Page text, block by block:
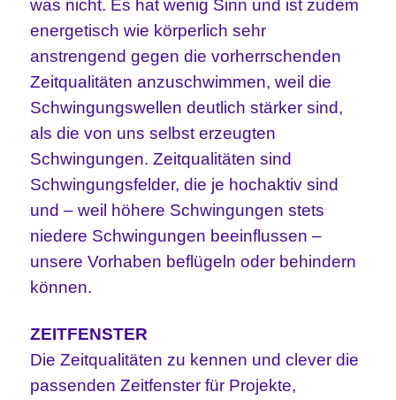
was nicht. Es hat wenig Sinn und ist zudem
energetisch wie körperlich sehr
anstrengend gegen die vorherrschenden
Zeitqualitäten anzuschwimmen, weil die
Schwingungswellen deutlich stärker sind,
als die von uns selbst erzeugten
Schwingungen. Zeitqualitäten sind
Schwingungsfelder, die je hochaktiv sind
und – weil höhere Schwingungen stets
niedere Schwingungen beeinflussen –
unsere Vorhaben beflügeln oder behindern
können.
ZEITFENSTER
Die Zeitqualitäten zu kennen und clever die
passenden Zeitfenster für Projekte,